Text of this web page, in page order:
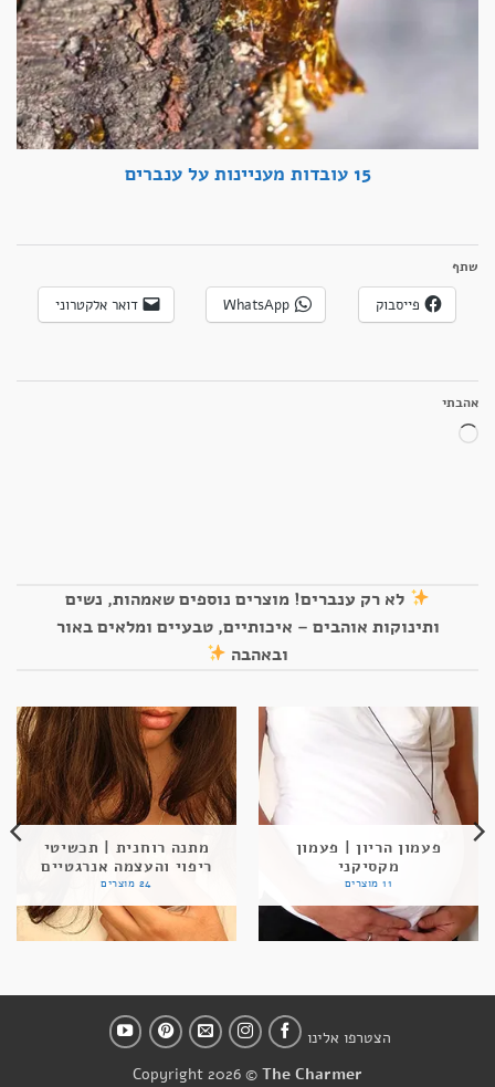
15 עובדות מעניינות על ענברים
שתף
פייסבוק WhatsApp דואר אלקטרוני
אהבתי
טוען...
לא רק ענברים! מוצרים נוספים שאמהות, נשים
ותינוקות אוהבים – איכותיים, טבעיים ומלאים באור
ובאהבה
פעמון הריון | פעמון
מקסיקני
11 מוצרים
מתנה רוחנית | תכשיטי
ריפוי והעצמה אנרגטיים
24 מוצרים
הצטרפו אלינו
Copyright 2026 © The Charmer